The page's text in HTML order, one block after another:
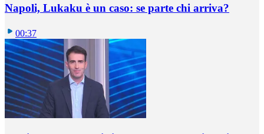
Napoli, Lukaku è un caso: se parte chi arriva?
00:37